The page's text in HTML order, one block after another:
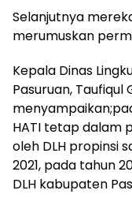
Selanjutnya
merumuskan
Kepala Dinas
Pasuruan, Taufiqul
HATI tetap dalam
oleh DLH propinsi
2021, pada tahun
DLH kabupaten